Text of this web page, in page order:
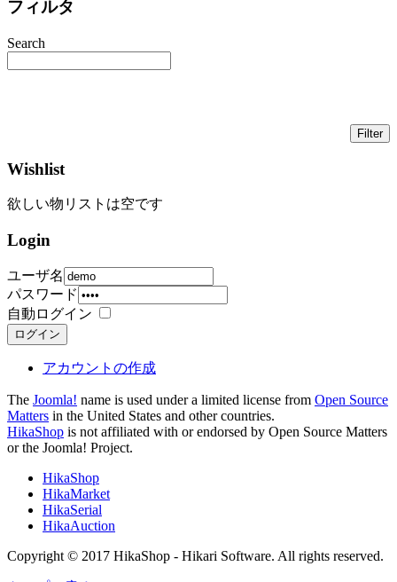
フィルタ
Search
Wishlist
欲しい物リストは空です
Login
ユーザ名
パスワード
自動ログイン
ログイン
アカウントの作成
The Joomla! name is used under a limited license from Open Source
Matters in the United States and other countries.
HikaShop is not affiliated with or endorsed by Open Source Matters
or the Joomla! Project.
HikaShop
HikaMarket
HikaSerial
HikaAuction
Copyright © 2017 HikaShop - Hikari Software. All rights reserved.